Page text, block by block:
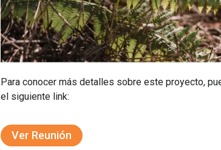
Para conocer más detalles sobre este proyecto,
el siguiente link:
Ver Reunión